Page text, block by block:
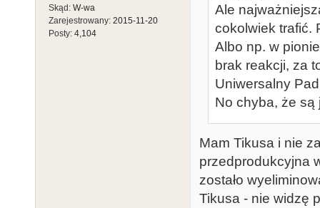
Skąd: W-wa
Zarejestrowany: 2015-11-20
Posty: 4,104
Ale
cokolwiek trafić.
Albo np. w
brak reakcji, za
Uniwersalny
No chyba, że są
Mam Tikusa i nie
przedprodukcyjna
zostało
Tikusa - nie widzę